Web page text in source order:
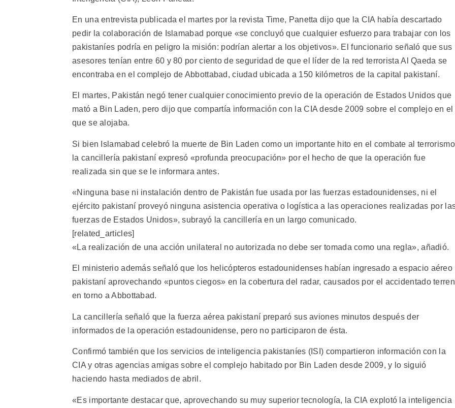
En una entrevista publicada el martes por la revista Time, Panetta dijo que la CIA había descartado
pedir la colaboración de Islamabad porque «se concluyó que cualquier esfuerzo para trabajar con los
pakistaníes podría en peligro la misión: podrían alertar a los objetivos». El funcionario señaló que sus
asesores tenían entre 60 y 80 por ciento de seguridad de que el líder de la red terrorista Al Qaeda se
encontraba en el complejo de Abbottabad, ciudad ubicada a 150 kilómetros de la capital pakistaní.
El martes, Pakistán negó tener cualquier conocimiento previo de la operación de Estados Unidos que
mató a Bin Laden, pero dijo que compartía información con la CIA desde 2009 sobre el complejo en el
que se alojaba.
Si bien Islamabad celebró la muerte de Bin Laden como un importante hito en el combate al
la cancillería pakistaní expresó «profunda preocupación» por el hecho de que la operación fue
realizada sin que se le informara antes.
«Ninguna base ni instalación dentro de Pakistán fue usada por las fuerzas estadounidenses, ni el
ejército pakistaní proveyó ninguna asistencia operativa o logística a las operaciones realizadas por
fuerzas de Estados Unidos», subrayó la cancillería en un largo comunicado.
[related_articles]
«La realización de una acción unilateral no autorizada no debe ser tomada como una regla», añadió.
El ministerio además señaló que los helicópteros estadounidenses habían ingresado a espacio aéreo
pakistaní aprovechando «puntos ciegos» en la cobertura del radar, causados por el accidentado
en torno a Abbottabad.
La cancillería señaló que la fuerza aérea pakistaní preparó sus aviones minutos después der
informados de la operación estadounidense, pero no participaron de ésta.
Confirmó también que los servicios de inteligencia pakistaníes (ISI) compartieron información con la
CIA y otras agencias amigas sobre el complejo habitado por Bin Laden desde 2009, y lo siguió
haciendo hasta mediados de abril.
«Es importante destacar que, aprovechando su muy superior tecnología, la CIA explotó la inteligencia